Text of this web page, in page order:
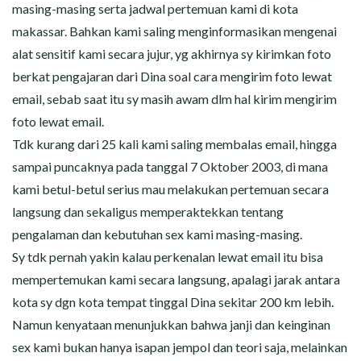
masing-masing serta jadwal pertemuan kami di kota
makassar. Bahkan kami saling menginformasikan mengenai
alat sensitif kami secara jujur, yg akhirnya sy kirimkan foto
berkat pengajaran dari Dina soal cara mengirim foto lewat
email, sebab saat itu sy masih awam dlm hal kirim mengirim
foto lewat email.
Tdk kurang dari 25 kali kami saling membalas email, hingga
sampai puncaknya pada tanggal 7 Oktober 2003, di mana
kami betul-betul serius mau melakukan pertemuan secara
langsung dan sekaligus memperaktekkan tentang
pengalaman dan kebutuhan sex kami masing-masing.
Sy tdk pernah yakin kalau perkenalan lewat email itu bisa
mempertemukan kami secara langsung, apalagi jarak antara
kota sy dgn kota tempat tinggal Dina sekitar 200 km lebih.
Namun kenyataan menunjukkan bahwa janji dan keinginan
sex kami bukan hanya isapan jempol dan teori saja, melainkan